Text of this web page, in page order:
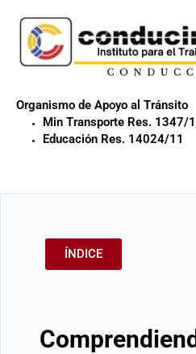
Organismo de Apoyo al Tránsito
Min Transporte Res. 1347/
Educación Res. 14024/11
ÍNDICE